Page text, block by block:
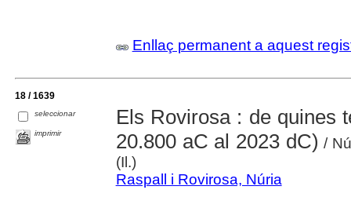
Enllaç permanent a aquest
18 / 1639
seleccionar
imprimir
Els Rovirosa : de quines
20.800 aC al 2023 dC) /
(Il.)
Raspall i Rovirosa, Núria